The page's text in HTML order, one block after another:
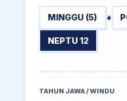
MINGGU (5) +
NEPTU 12
TAHUN JAWA / WINDU